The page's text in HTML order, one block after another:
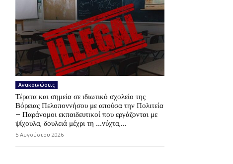
Ανακοινώσεις
Τέρατα και σημεία σε ιδιωτικό σχολείο της
Βόρειας Πελοποννήσου με απούσα την Πολιτεία
– Παράνομοι εκπαιδευτικοί που εργάζονται με
ψίχουλα, δουλειά μέχρι τη …νύχτα,...
5 Αυγούστου 2026